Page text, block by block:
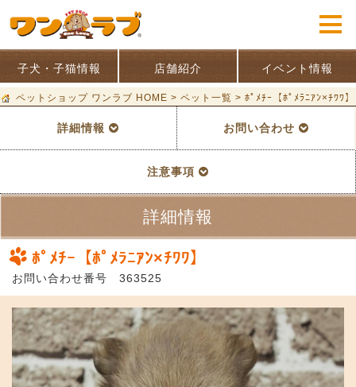
子犬・子猫情報 店舗紹介 イベント情報
ペットショップ ワンラブ HOME > ペット一覧 > ﾎﾟﾒﾁｰ【ﾎﾟﾒﾗﾆｱﾝ×ﾁﾜﾜ】
詳細情報 お問い合わせ
注意事項
詳細情報
ﾎﾟﾒﾁｰ【ﾎﾟﾒﾗﾆｱﾝ×ﾁﾜﾜ】
お問い合わせ番号 363525